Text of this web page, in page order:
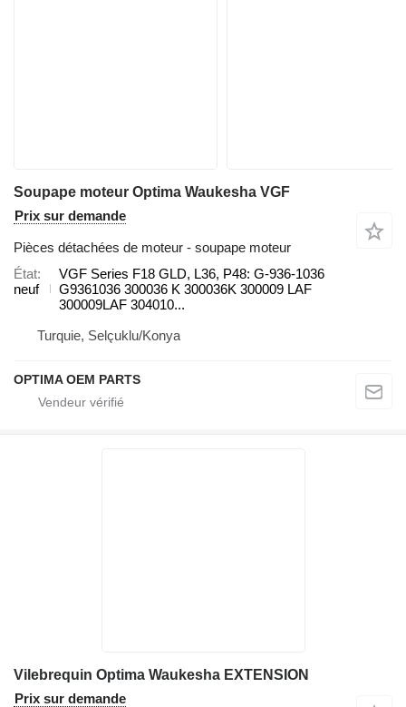
Soupape moteur Optima Waukesha VGF
Prix sur demande
Pièces détachées de moteur - soupape moteur
État
neuf
VGF Series F18 GLD, L36, P48: G-936-1036
G9361036 300036 K 300036K 300009 LAF
300009LAF 304010...
Turquie, Selçuklu/Konya
OPTIMA OEM PARTS
Vilebrequin Optima Waukesha EXTENSION
Prix sur demande